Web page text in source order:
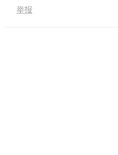
举报